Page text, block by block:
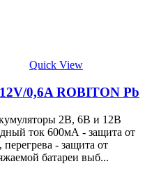
Quick View
0,6A ROBITON Pb
2В, 6В и 12В
ток 600мА - защита от
- защита от
батареи выб...